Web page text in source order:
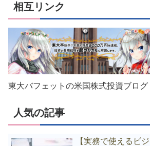
相互リンク
東大バフェットの米国株式投資ブログ
人気の記事
【実務で使えるビ